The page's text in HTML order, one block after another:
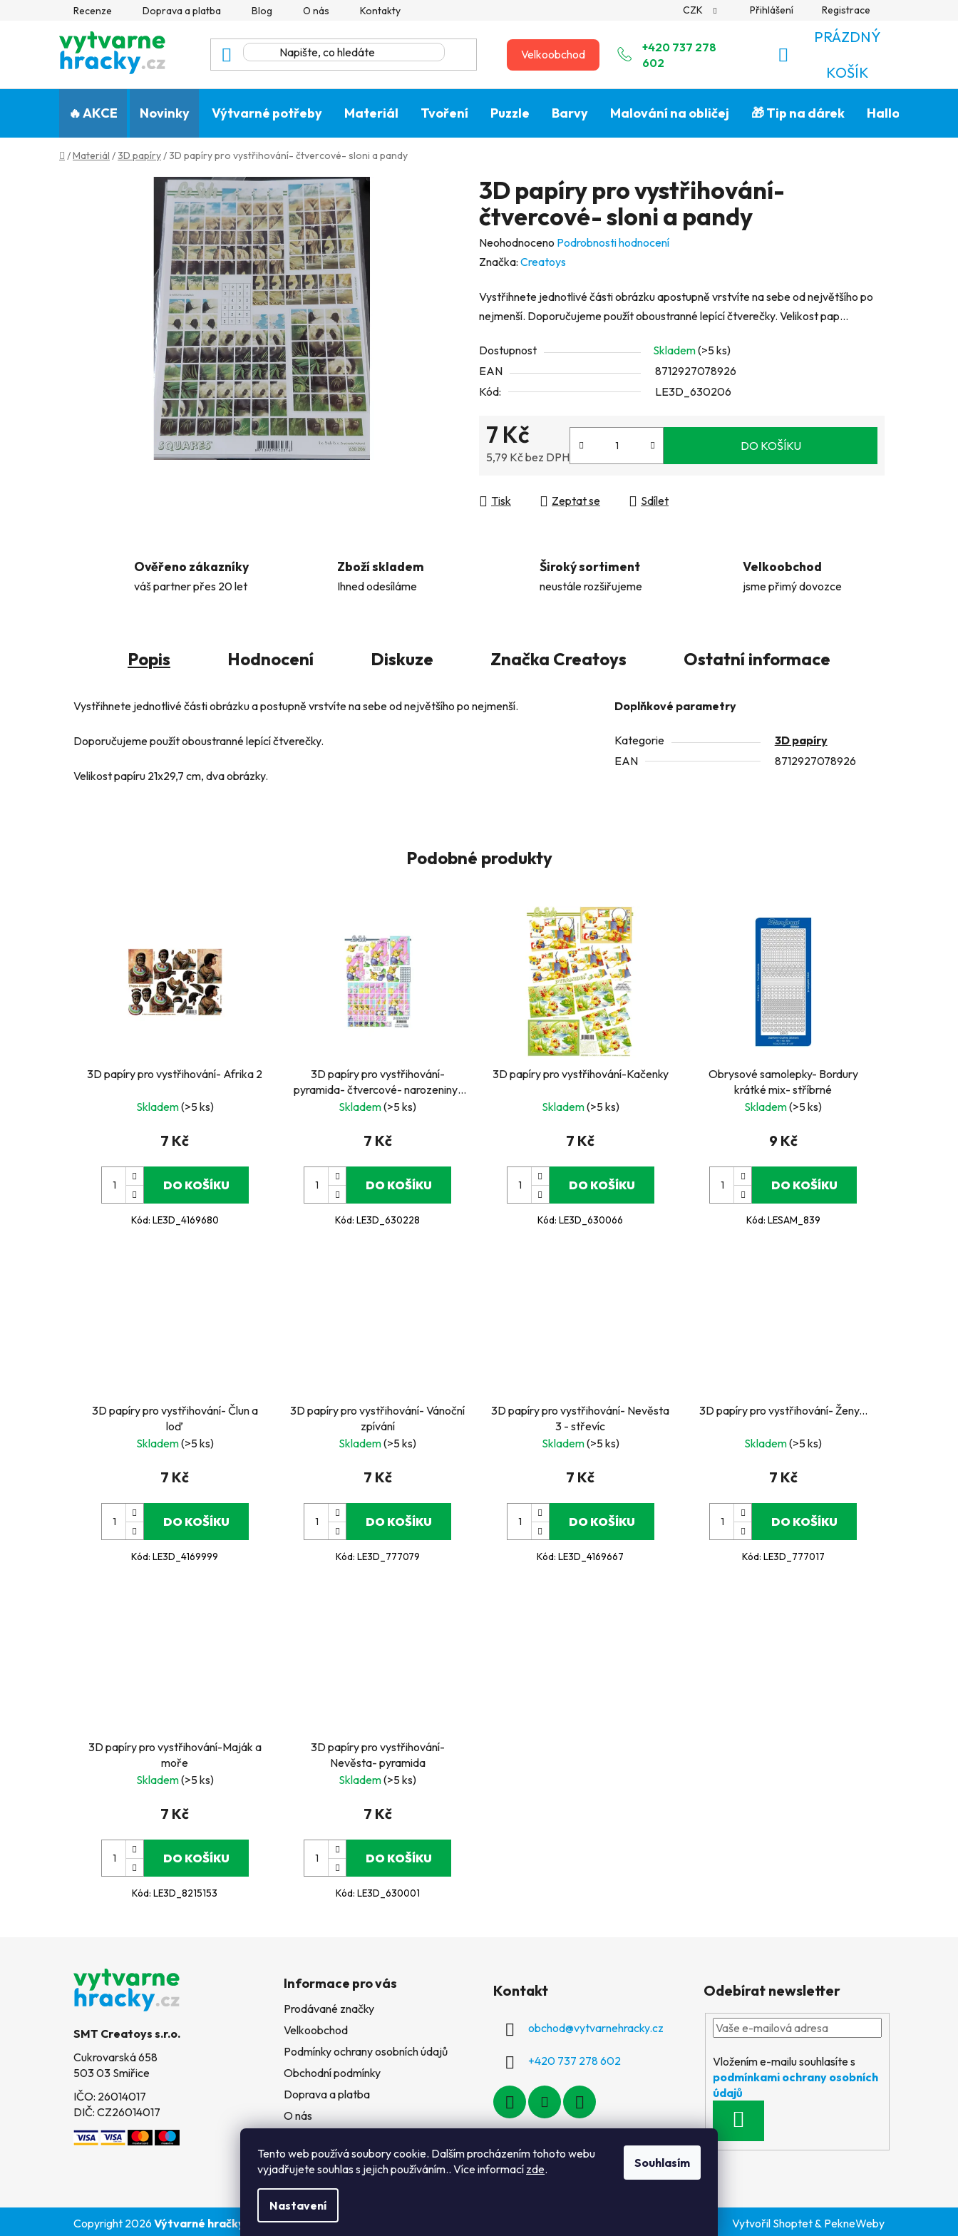
Tento web používá soubory cookie. Dalším procházením tohoto webu
vyjadřujete souhlas s jejich používáním.. Více informací zde.
Nastavení
Souhlasím
Recenze Doprava a platba Blog O nás Kontakty CZK Přihlášení Registrace
Velkoobchod
+420 737 278
602
NÁKUPNÍ
KOŠÍK
PRÁZDNÝ
KOŠÍK
🔥 AKCE Novinky Výtvarné potřeby Materiál Tvoření Puzzle Barvy Malování na obličej 🎁 Tip na dárek Halloween🎃
Domů
/Materiál /3D papíry/3D papíry pro vystřihování- čtvercové- sloni a pandy
3D papíry pro vystřihování-
čtvercové- sloni a pandy
Průměrné
hodnocení
je
0,0
5
hvězdiček.
Neohodnoceno Podrobnosti hodnocení
Značka: Creatoys
Vystřihnete jednotlivé části obrázku apostupně vrstvíte na sebe od největšího po
nejmenší. Doporučujeme použít oboustranné lepící čtverečky. Velikost pap...
Dostupnost Skladem(>5 ks)
EAN
8712927078926
Kód:
LE3D_630206
7 Kč
5,79 Kč bez DPH
DO KOŠÍKU
Tisk Zeptat se Sdílet
Ověřeno zákazníky
váš partner přes 20 let
Zboží skladem
Ihned odesíláme
Široký sortiment
neustále rozšiřujeme
Velkoobchod
jsme přimý dovozce
Popis Hodnocení Diskuze Značka Creatoys Ostatní informace
Vystřihnete jednotlivé části obrázku a postupně vrstvíte na sebe od největšího po nejmenší.
Doporučujeme použít oboustranné lepící čtverečky.
Velikost papíru 21x29,7 cm, dva obrázky.
Doplňkové parametry
Kategorie
3D papíry
EAN
8712927078926
Podobné produkty
3D papíry pro vystřihování- Afrika 2
Skladem(>5 ks)
7 Kč
DO KOŠÍKU
Kód: LE3D_4169680
3D papíry pro vystřihování-
pyramida- čtvercové- narozeniny-
číslo 4
Skladem(>5 ks)
7 Kč
DO KOŠÍKU
Kód:LE3D_630228
3D papíry pro vystřihování-Kačenky
Skladem(>5 ks)
7 Kč
DO KOŠÍKU
Kód:LE3D_630066
Obrysové samolepky- Bordury
krátké mix- stříbrné
Skladem(>5 ks)
9 Kč
DO KOŠÍKU
Kód: LESAM_839
3D papíry pro vystřihování- Člun a
loď
Skladem(>5 ks)
7 Kč
DO KOŠÍKU
Kód:LE3D_4169999
3D papíry pro vystřihování- Vánoční
zpívání
Skladem(>5 ks)
7 Kč
DO KOŠÍKU
Kód: LE3D_777079
3D papíry pro vystřihování- Nevěsta
3 - střevíc
Skladem(>5 ks)
7 Kč
DO KOŠÍKU
Kód:LE3D_4169667
3D papíry pro vystřihování- Ženy...
Skladem(>5 ks)
7 Kč
DO KOŠÍKU
Kód: LE3D_777017
3D papíry pro vystřihování-Maják a
moře
Skladem(>5 ks)
7 Kč
DO KOŠÍKU
Kód:LE3D_8215153
3D papíry pro vystřihování-
Nevěsta- pyramida
Skladem(>5 ks)
7 Kč
DO KOŠÍKU
Kód: LE3D_630001
SMT Creatoys s.r.o.
Cukrovarská 658
503 03 Smiřice
IČO: 26014017
DIČ: CZ26014017
Informace pro vás
Prodávané značky
Velkoobchod
Podmínky ochrany osobních údajů
Obchodní podmínky
Doprava a platba
O nás
Kontakt
obchod@vytvarnehracky.cz
+420 737 278 602
Odebírat newsletter
Vložením e-mailu souhlasíte s
podmínkami ochrany osobních
údajů
SE
Vytvořil Shoptet& PekneWeby
Copyright 2026Výtvarné hračky . Všechna práva vyhrazena.